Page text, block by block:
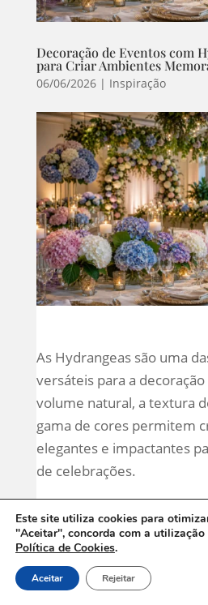
Decoração de Eventos com
para Criar Ambientes
06/06/2026| Inspiração
As Hydrangeas são uma
versáteis para a
volume natural, a textura
gama de cores permitem
elegantes e impactantes
de celebrações.
estas flores ajudam a
comuns em cenários
Este site utiliza cookies para
"Aceitar", concorda com a
Política de Cookies.
Aceitar Rejeitar